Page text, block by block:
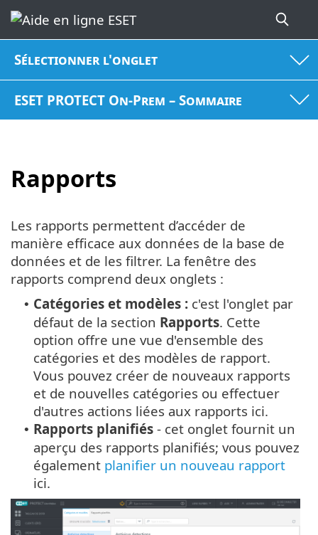
Sélectionner l'onglet
ESET PROTECT On-Prem – Sommaire
Rapports
Les rapports permettent d’accéder de
manière efficace aux données de la base de
données et de les filtrer. La fenêtre des
rapports comprend deux onglets :
• Catégories et modèles : c'est l'onglet par
défaut de la section Rapports. Cette
option offre une vue d'ensemble des
catégories et des modèles de rapport.
Vous pouvez créer de nouveaux rapports
et de nouvelles catégories ou effectuer
d'autres actions liées aux rapports ici.
• Rapports planifiés - cet onglet fournit un
aperçu des rapports planifiés; vous pouvez
également planifier un nouveau rapport
ici.